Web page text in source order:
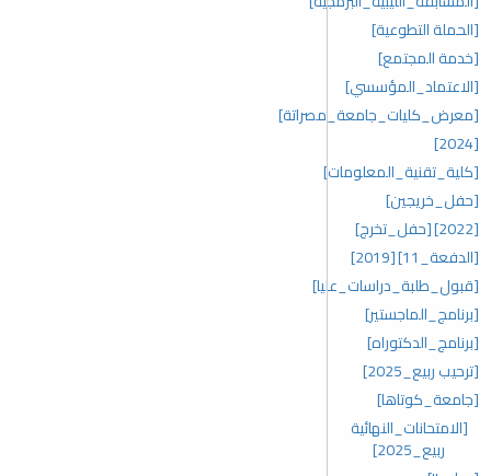
[الحملة التطوعية]
[خدمة المجتمع]
[الاعتماد_المؤسسي]
[معرض_كليات_جامعة_مصراتة]
[2024]
[كلية_تقنية_المعلومات]
[حفل_خريجين]
[2022]
[حفل_تخرج]
[الدفعة_11]
[2019]
[قبول_طلبة_دراسات_عليا]
[برنامج_الماجستير]
[برنامج_الدكتوراه]
[ترحيب ربيع_2025]
[جامعة_كوتاها]
[الامتحانات_النهائية
ربيع_2025]